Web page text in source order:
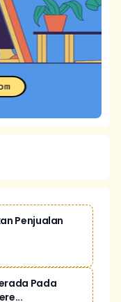
Penjualan
Pada